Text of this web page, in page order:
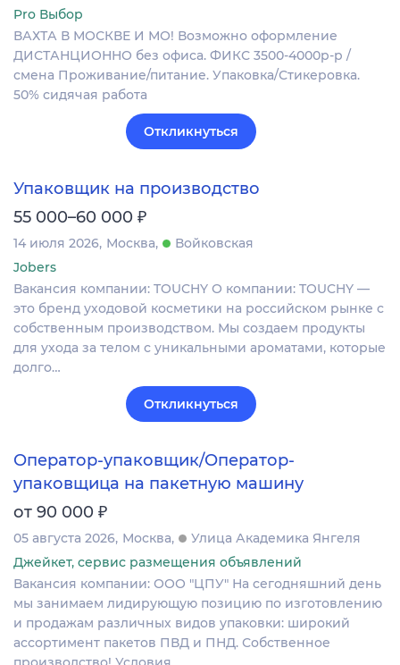
Pro Выбор
ВАХТА В МОСКВЕ И МО! Возможно оформление
ДИСТАНЦИОННО без офиса. ФИКС 3500-4000р-р /
смена Проживание/питание. Упаковка/Стикеровка.
50% сидячая работа
Откликнуться
Упаковщик на производство
55 000–60 000 ₽
14 июля 2026 Москва
Войковская
Jobers
Вакансия компании: TOUCHY О компании: TOUCHY —
это бренд уходовой косметики на российском рынке с
собственным производством. Мы создаем продукты
для ухода за телом с уникальными ароматами, которые
долго…
Откликнуться
Оператор-упаковщик/Оператор-
упаковщица на пакетную машину
от 90 000 ₽
05 августа 2026 Москва
Улица Академика Янгеля
Джейкет, сервис размещения объявлений
Вакансия компании: ООО "ЦПУ" На сегодняшний день
мы занимаем лидирующую позицию по изготовлению
и продажам различных видов упаковки: широкий
ассортимент пакетов ПВД и ПНД. Собственное